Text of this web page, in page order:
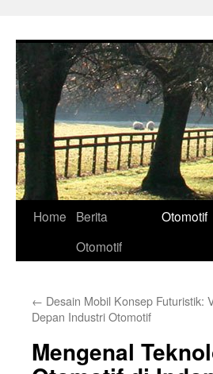
Home
Berita
Otomotif
Otomotif
← Desain Mobil Konsep Futuristik:
Depan Industri Otomotif
Mengenal